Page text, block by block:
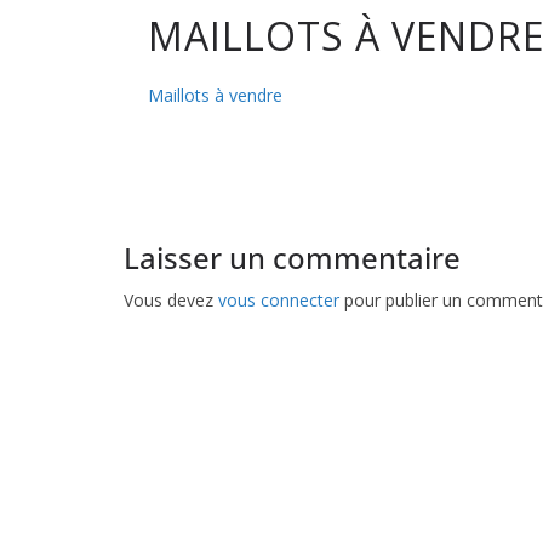
club
MAILLOTS À VENDRE
Maillots à vendre
Laisser un commentaire
Vous devez vous connecter pour publier un